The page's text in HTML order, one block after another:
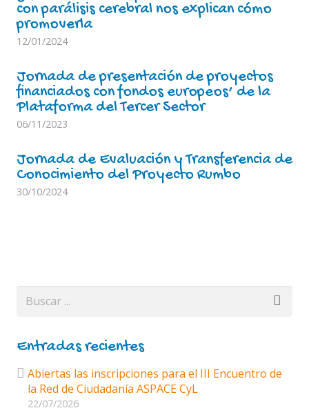
con parálisis cerebral nos explican cómo
promoverla
12/01/2024
Jornada de presentación de proyectos
financiados con fondos europeos’ de la
Plataforma del Tercer Sector
06/11/2023
Jornada de Evaluación y Transferencia de
Conocimiento del Proyecto Rumbo
30/10/2024
Entradas recientes
Abiertas las inscripciones para el III Encuentro de
la Red de Ciudadanía ASPACE CyL
22/07/2026